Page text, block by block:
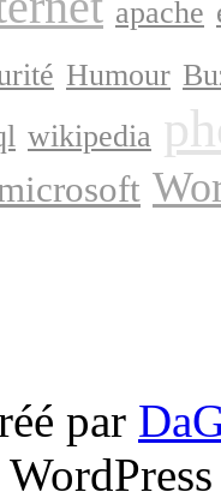
apache
Humour
wikipedia
par